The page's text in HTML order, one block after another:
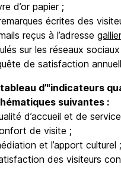
d’or papier ;
écrites des
reçus à l’adresse
sur les réseaux
de satisfaction
tableau d’"indicateurs
suivantes :
d’accueil et de
de visite ;
et l’apport culturel ;
des visiteurs